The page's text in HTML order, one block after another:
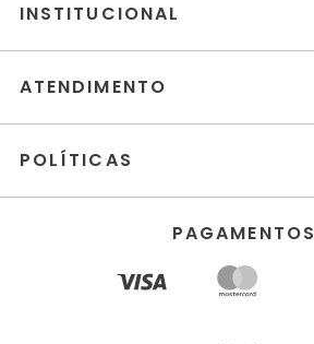
INSTITUCIONAL
ATENDIMENTO
POLÍTICAS
PAGAMENTOS